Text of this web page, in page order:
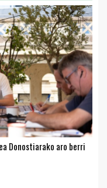
Donostiarako aro berri